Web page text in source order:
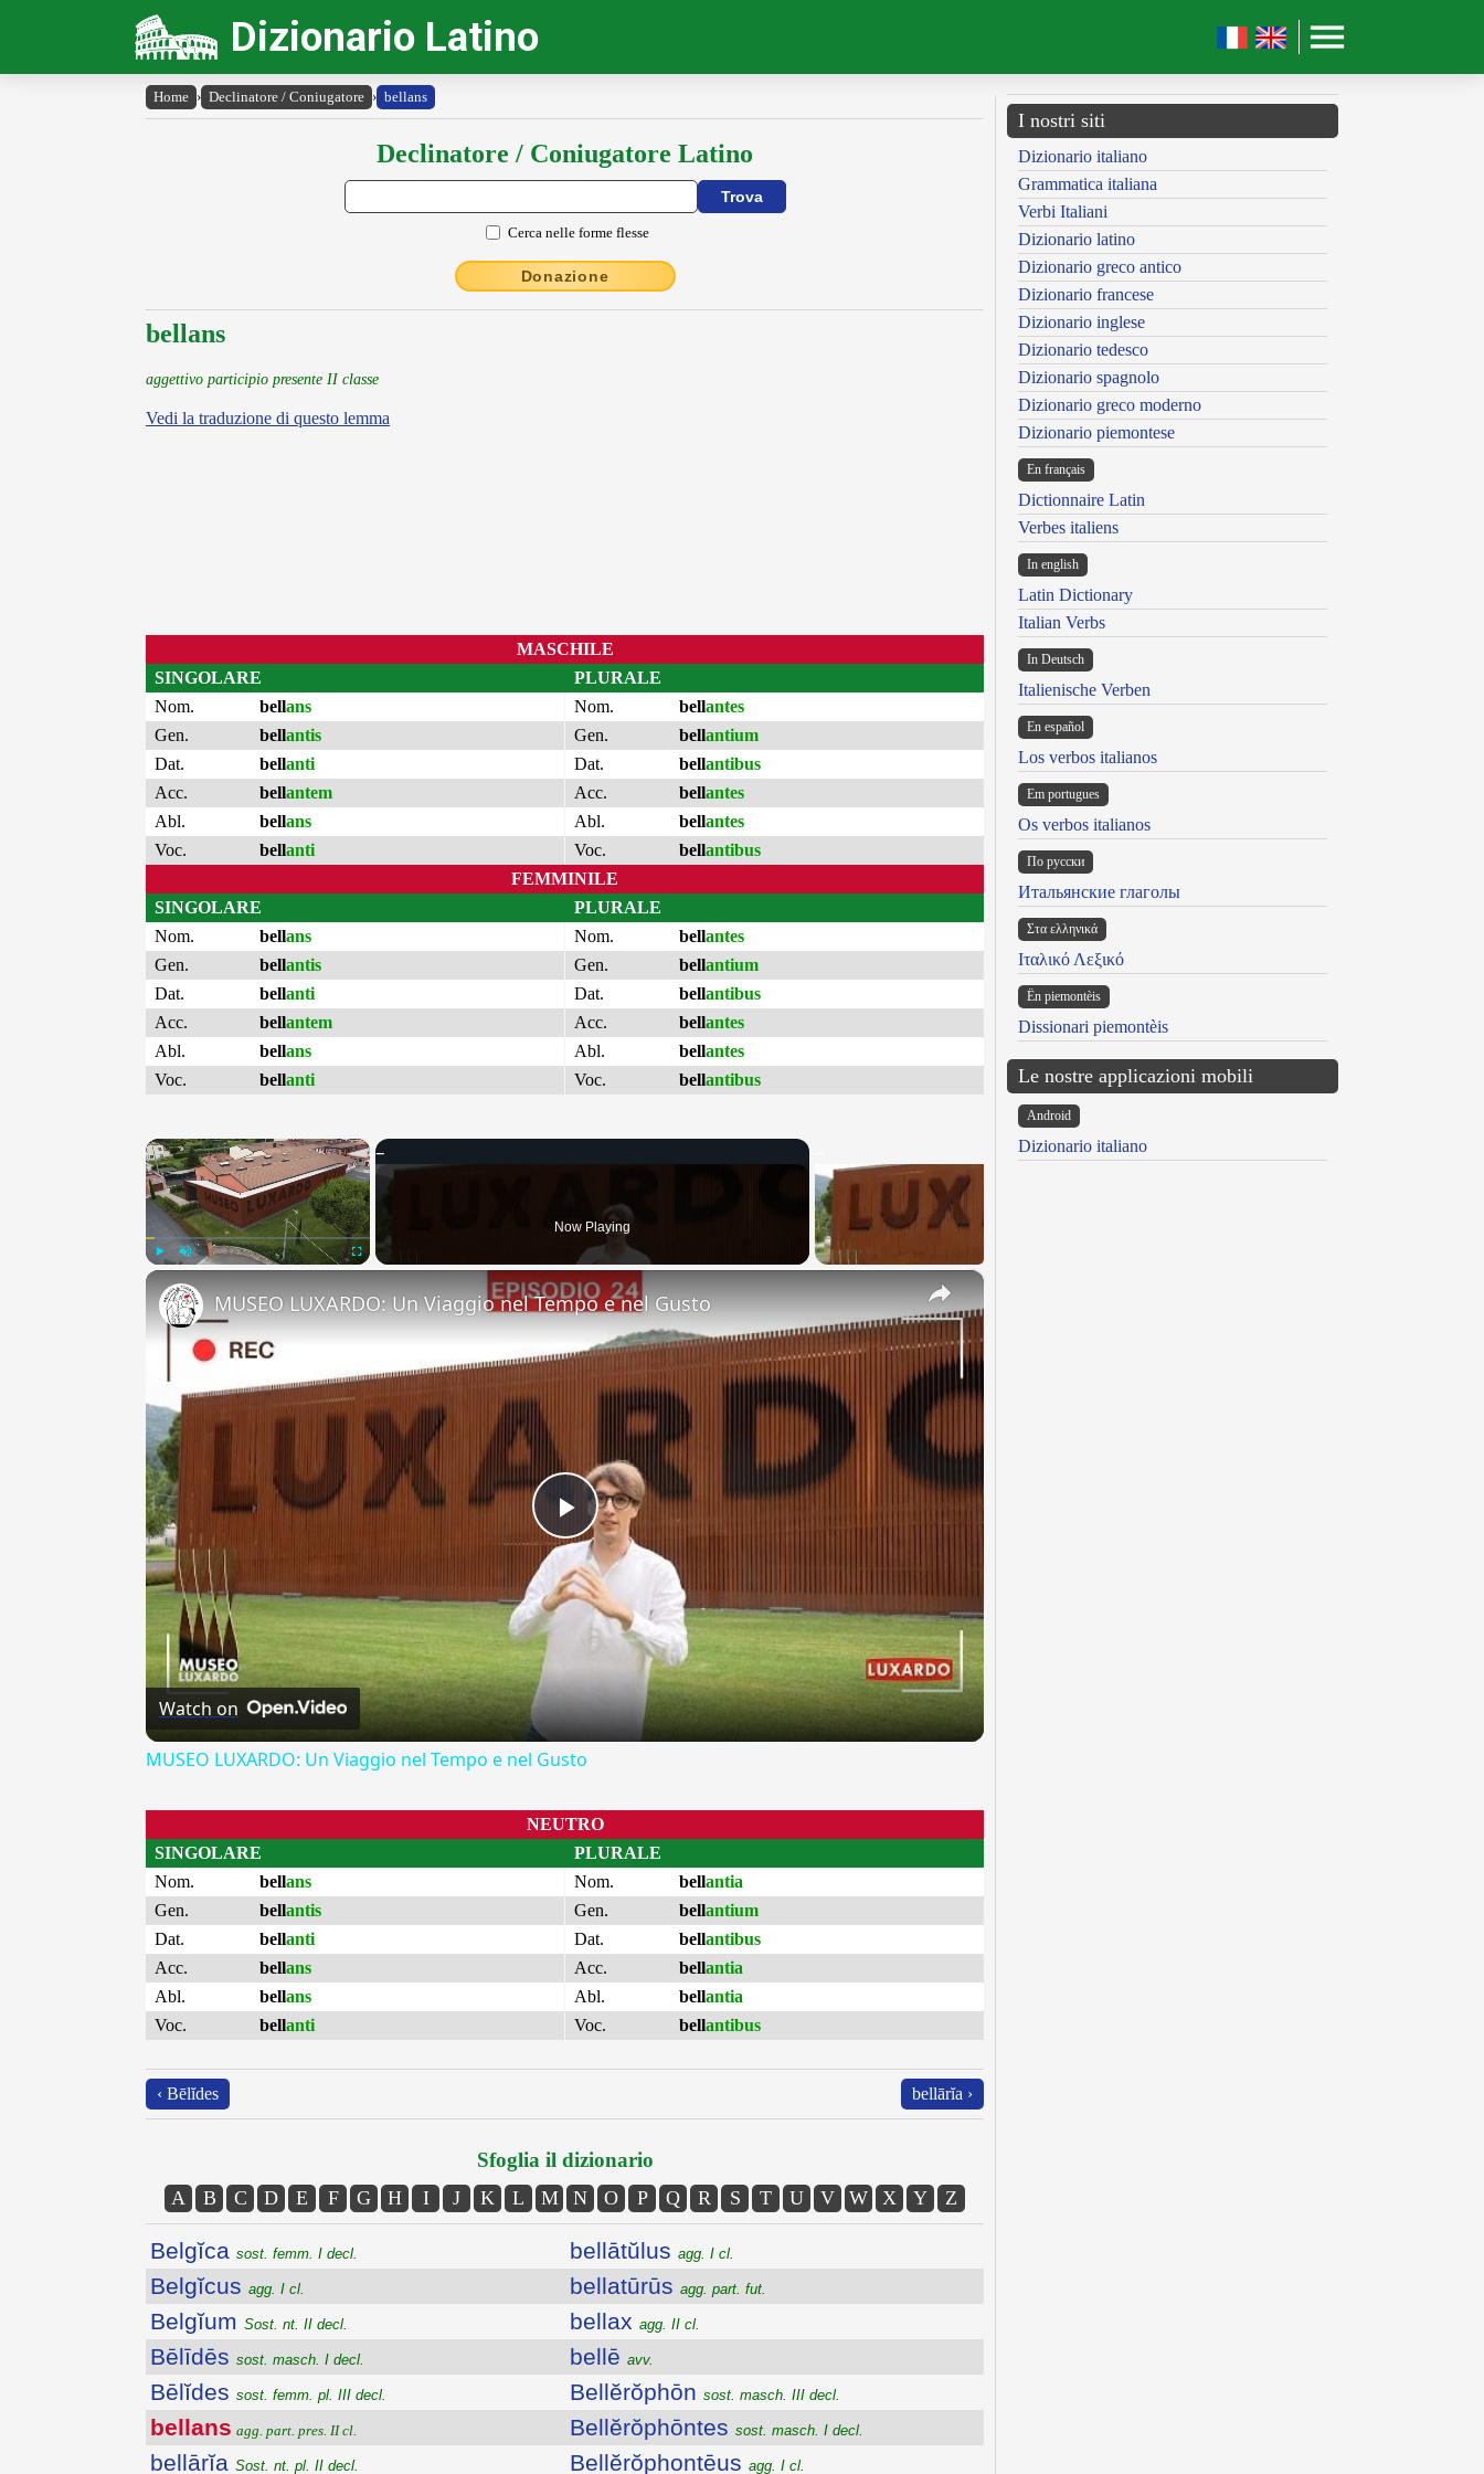
Dizionario Latino
Home › Declinatore / Coniugatore › bellans
Declinatore / Coniugatore Latino
Cerca nelle forme flesse
Donazione
bellans
aggettivo participio presente II classe
Vedi la traduzione di questo lemma
MASCHILE
SINGOLARE
Nom.
bellans
Gen.
bellantis
Dat.
bellanti
Acc.
bellantem
Abl.
bellans
Voc.
bellanti
PLURALE
Nom.
bellantes
Gen.
bellantium
Dat.
bellantibus
Acc.
bellantes
Abl.
bellantes
Voc.
bellantibus
FEMMINILE
SINGOLARE
Nom.
bellans
Gen.
bellantis
Dat.
bellanti
Acc.
bellantem
Abl.
bellans
Voc.
bellanti
PLURALE
Nom.
bellantes
Gen.
bellantium
Dat.
bellantibus
Acc.
bellantes
Abl.
bellantes
Voc.
bellantibus
×
Now Playing
×
Play
Video
MUSEO LUXARDO: Un Viaggio nel Tempo e nel Gusto
Watch on
MUSEO LUXARDO: Un Viaggio nel Tempo e nel Gusto
NEUTRO
SINGOLARE
Nom.
bellans
Gen.
bellantis
Dat.
bellanti
Acc.
bellans
Abl.
bellans
Voc.
bellanti
PLURALE
Nom.
bellantia
Gen.
bellantium
Dat.
bellantibus
Acc.
bellantia
Abl.
bellantia
Voc.
bellantibus
‹ Bēlĭdes bellārĭa ›
Sfoglia il dizionario
A B C D E F G H I J K L M N O P Q R S T U V W X Y Z
Belgĭca sost. femm. I decl.
Belgĭcus agg. I cl.
Belgĭum Sost. nt. II decl.
Bēlīdēs sost. masch. I decl.
Bēlĭdes sost. femm. pl. III decl.
bellans agg. part. pres. II cl.
bellārĭa Sost. nt. pl. II decl.
bellātŭlus agg. I cl.
bellatūrūs agg. part. fut.
bellax agg. II cl.
bellē avv.
Bellĕrŏphōn sost. masch. III decl.
Bellĕrŏphōntes sost. masch. I decl.
Bellĕrŏphontēus agg. I cl.
I nostri siti
Dizionario italiano
Grammatica italiana
Verbi Italiani
Dizionario latino
Dizionario greco antico
Dizionario francese
Dizionario inglese
Dizionario tedesco
Dizionario spagnolo
Dizionario greco moderno
Dizionario piemontese
En français
Dictionnaire Latin
Verbes italiens
In english
Latin Dictionary
Italian Verbs
In Deutsch
Italienische Verben
En español
Los verbos italianos
Em portugues
Os verbos italianos
По русски
Итальянские глаголы
Στα ελληνικά
Ιταλικό Λεξικό
Ën piemontèis
Dissionari piemontèis
Le nostre applicazioni mobili
Android
Dizionario italiano